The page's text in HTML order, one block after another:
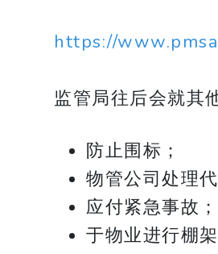
https://
监管局往后会就其
防止围标；
物管公司处理
应付紧急事故；
于物业进行棚